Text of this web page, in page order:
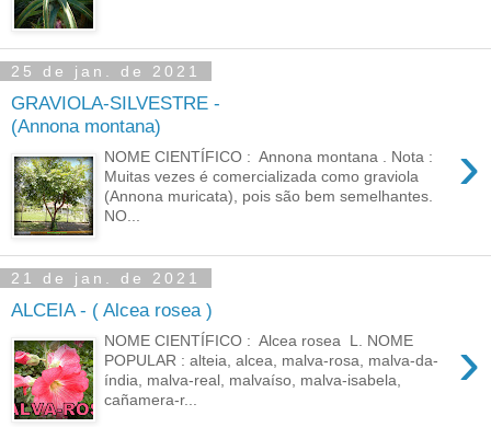
25 de jan. de 2021
GRAVIOLA-SILVESTRE -
(Annona montana)
›
NOME CIENTÍFICO : Annona montana . Nota :
Muitas vezes é comercializada como graviola
(Annona muricata), pois são bem semelhantes.
NO...
21 de jan. de 2021
ALCEIA - ( Alcea rosea )
›
NOME CIENTÍFICO : Alcea rosea L. NOME
POPULAR : alteia, alcea, malva-rosa, malva-da-
índia, malva-real, malvaíso, malva-isabela,
cañamera-r...